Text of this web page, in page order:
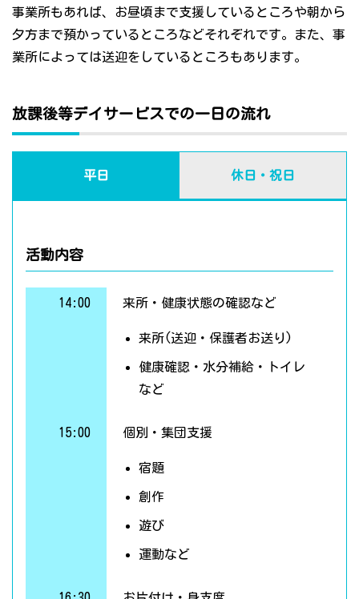
事業所もあれば、お昼頃まで支援しているところや朝から
夕方まで預かっているところなどそれぞれです。また、事
業所によっては送迎をしているところもあります。
放課後等デイサービスでの一日の流れ
平日 休日・祝日
活動内容
14:00 来所・健康状態の確認など
来所(送迎・保護者お送り)
健康確認・水分補給・トイレ
など
15:00 個別・集団支援
宿題
創作
遊び
運動など